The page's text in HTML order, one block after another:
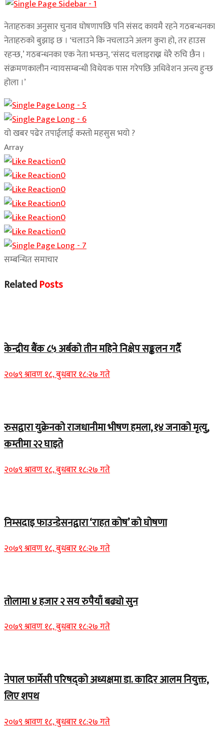
नेताहरुका अनुसार चुनाव घोषणापछि पनि संसद कायमै रहने गठबन्धनका
नेताहरुको बुझाइ छ । ‘चलाउने कि नचलाउने अलग कुरा हो, तर हाउस
रहन्छ,’ गठबन्धनका एक नेता भन्छन्, ‘संसद चलाइराख्न धेरै रुचि छैन ।
संक्रमणकालीन न्यायसम्बन्धी विधेयक पास गरेपछि अधिवेशन अन्त्य हुन्छ
होला ।’
यो खबर पढेर तपाईलाई कस्तो महसुस भयो ?
Array
0
0
0
0
0
0
सम्बन्धित समाचार
RelatedPosts
केन्द्रीय बैंक ८५ अर्बको तीन महिने निक्षेप सङ्कलन गर्दै
२०७९ श्रावण १८, बुधबार १८:२७ गते
रुसद्वारा युक्रेनको राजधानीमा भीषण हमला, १४ जनाको मृत्यु,
कम्तीमा २२ घाइते
२०७९ श्रावण १८, बुधबार १८:२७ गते
निम्सदाइ फाउन्डेसनद्वारा ‘राहत कोष’ को घोषणा
२०७९ श्रावण १८, बुधबार १८:२७ गते
तोलामा ४ हजार २ सय रुपैयाँ बढ्यो सुन
२०७९ श्रावण १८, बुधबार १८:२७ गते
नेपाल फार्मेसी परिषद्को अध्यक्षमा डा. कादिर आलम नियुक्त,
लिए शपथ
२०७९ श्रावण १८, बुधबार १८:२७ गते